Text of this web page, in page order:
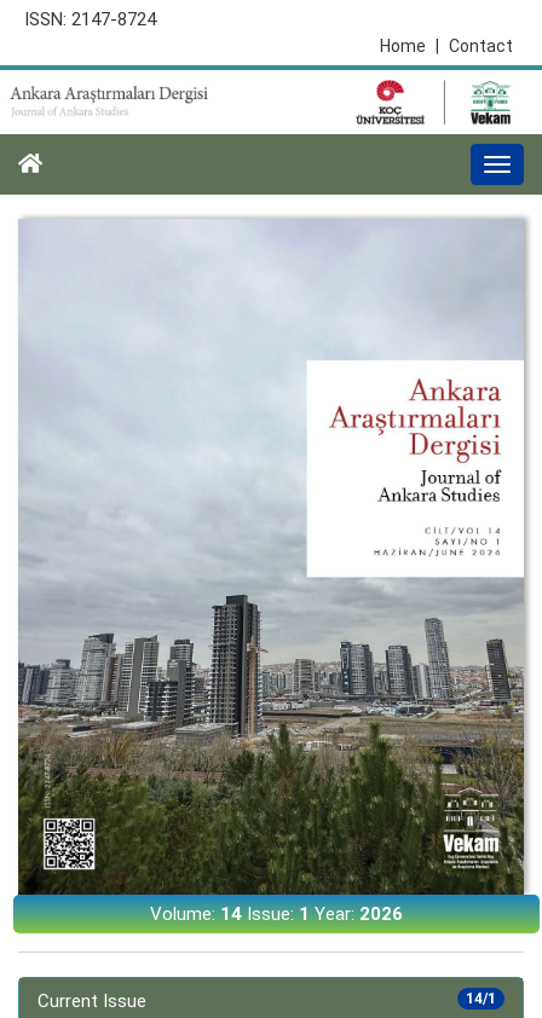
ISSN: 2147-8724
Contact
Home
Volume:14Issue:1Year:2026
14/1
Current Issue